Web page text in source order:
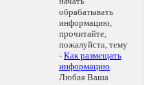
обрабатывать
информацию,
прочитайте,
пожалуйста, тему
- Как размещать
информацию.
Любая Ваша